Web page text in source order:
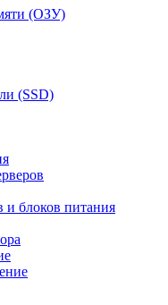
(ОЗУ)
(SSD)
и блоков питания